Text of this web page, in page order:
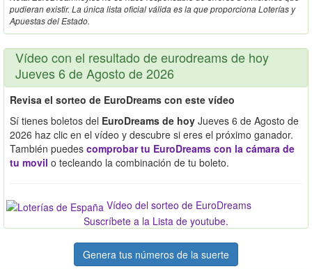
pudieran existir. La única lista oficial válida es la que proporciona Loterías y
Apuestas del Estado.
Vídeo con el resultado de eurodreams de hoy
Jueves 6 de Agosto de 2026
Revisa el sorteo de EuroDreams con este vídeo
Sí tienes boletos del EuroDreams de hoy Jueves 6 de Agosto de
2026 haz clic en el vídeo y descubre si eres el próximo ganador.
También puedes comprobar tu EuroDreams con la cámara de
tu movil o tecleando la combinación de tu boleto.
Vídeo del sorteo de EuroDreams
Suscríbete a la Lista de youtube.
Genera tus números de la suerte